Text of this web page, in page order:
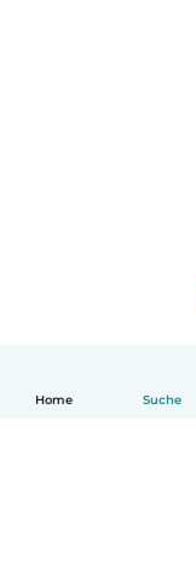
Home Suche